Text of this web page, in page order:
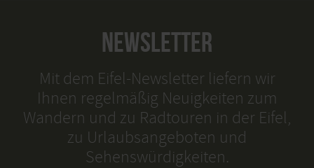
NEWSLETTER
Mit dem Eifel-Newsletter liefern wir
Ihnen regelmäßig Neuigkeiten zum
Wandern und zu Radtouren in der Eifel,
zu Urlaubsangeboten und
Sehenswürdigkeiten.